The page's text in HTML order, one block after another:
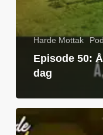
Harde Mottak
Episode 50:
dag
Episode
49: